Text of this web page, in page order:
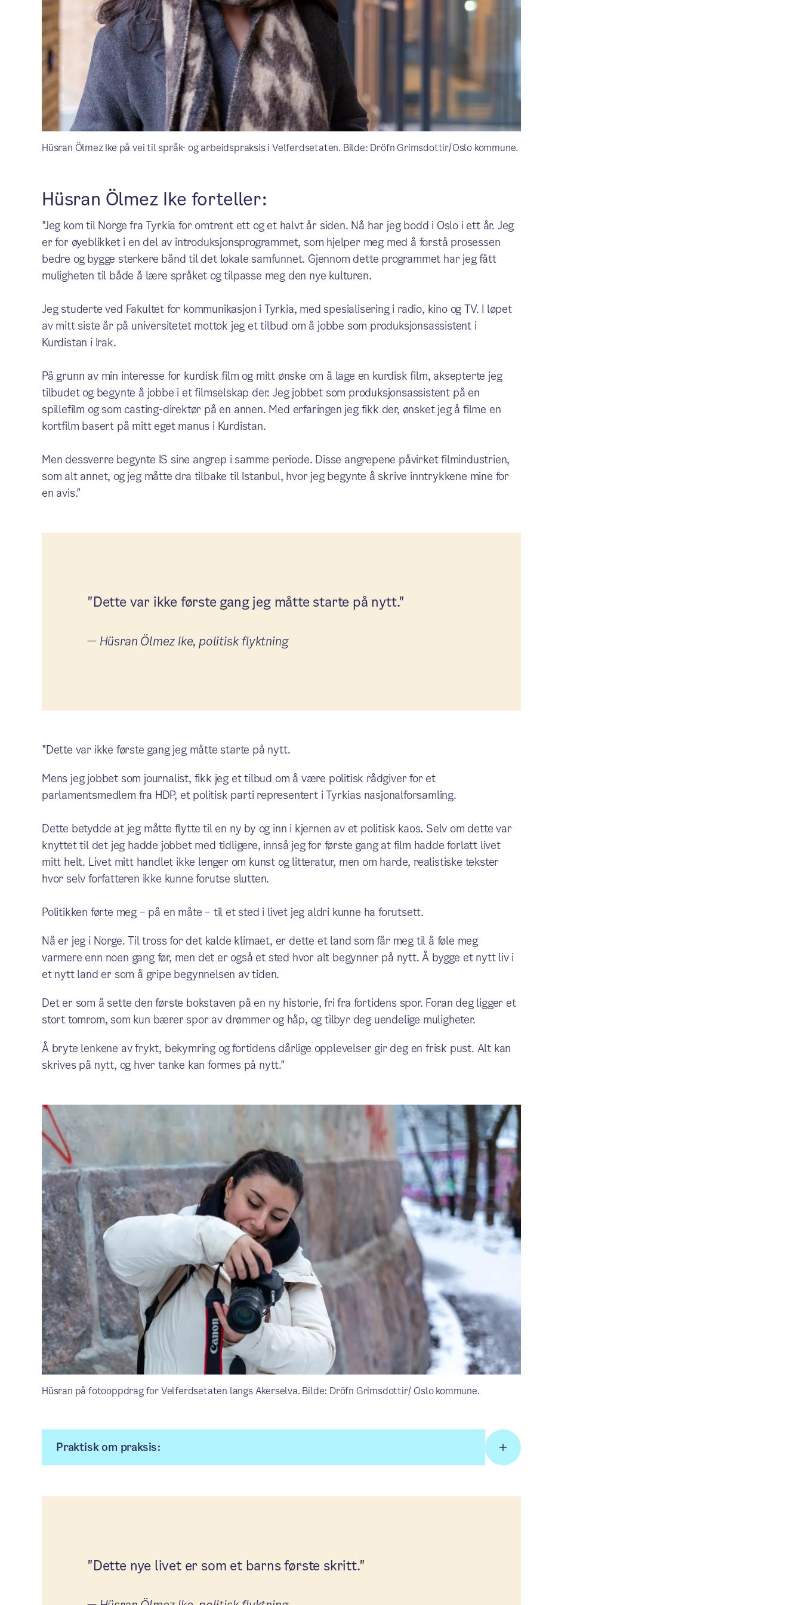
Hüsran Ölmez Ike på vei til språk- og arbeidspraksis i Velferdsetaten. Bilde: Dröfn Grimsdottir/Oslo kommune.
Hüsran Ölmez Ike forteller:
"Jeg kom til Norge fra Tyrkia for omtrent ett og et halvt år siden. Nå har jeg bodd i Oslo i ett år. Jeg
er for øyeblikket i en del av introduksjonsprogrammet, som hjelper meg med å forstå prosessen
bedre og bygge sterkere bånd til det lokale samfunnet. Gjennom dette programmet har jeg fått
muligheten til både å lære språket og tilpasse meg den nye kulturen.
Jeg studerte ved Fakultet for kommunikasjon i Tyrkia, med spesialisering i radio, kino og TV. I løpet
av mitt siste år på universitetet mottok jeg et tilbud om å jobbe som produksjonsassistent i
Kurdistan i Irak.
På grunn av min interesse for kurdisk film og mitt ønske om å lage en kurdisk film, aksepterte jeg
tilbudet og begynte å jobbe i et filmselskap der. Jeg jobbet som produksjonsassistent på en
spillefilm og som casting-direktør på en annen. Med erfaringen jeg fikk der, ønsket jeg å filme en
kortfilm basert på mitt eget manus i Kurdistan.
Men dessverre begynte IS sine angrep i samme periode. Disse angrepene påvirket filmindustrien,
som alt annet, og jeg måtte dra tilbake til Istanbul, hvor jeg begynte å skrive inntrykkene mine for
en avis."
"Dette var ikke første gang jeg måtte starte på nytt."
— Hüsran Ölmez Ike, politisk flyktning
"Dette var ikke første gang jeg måtte starte på nytt.
Mens jeg jobbet som journalist, fikk jeg et tilbud om å være politisk rådgiver for et
parlamentsmedlem fra HDP, et politisk parti representert i Tyrkias nasjonalforsamling.
Dette betydde at jeg måtte flytte til en ny by og inn i kjernen av et politisk kaos. Selv om dette var
knyttet til det jeg hadde jobbet med tidligere, innså jeg for første gang at film hadde forlatt livet
mitt helt. Livet mitt handlet ikke lenger om kunst og litteratur, men om harde, realistiske tekster
hvor selv forfatteren ikke kunne forutse slutten.
Politikken førte meg – på en måte – til et sted i livet jeg aldri kunne ha forutsett.
Nå er jeg i Norge. Til tross for det kalde klimaet, er dette et land som får meg til å føle meg
varmere enn noen gang før, men det er også et sted hvor alt begynner på nytt. Å bygge et nytt liv i
et nytt land er som å gripe begynnelsen av tiden.
Det er som å sette den første bokstaven på en ny historie, fri fra fortidens spor. Foran deg ligger et
stort tomrom, som kun bærer spor av drømmer og håp, og tilbyr deg uendelige muligheter.
Å bryte lenkene av frykt, bekymring og fortidens dårlige opplevelser gir deg en frisk pust. Alt kan
skrives på nytt, og hver tanke kan formes på nytt."
Hüsran på fotooppdrag for Velferdsetaten langs Akerselva. Bilde: Dröfn Grimsdottir/ Oslo kommune.
Praktisk om praksis:
"Dette nye livet er som et barns første skritt."